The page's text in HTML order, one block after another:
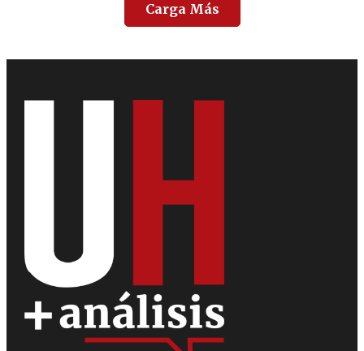
Carga Más